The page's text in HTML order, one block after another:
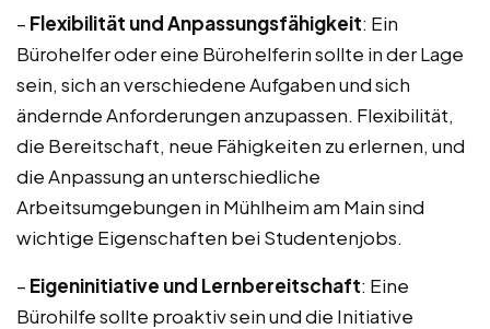
– Flexibilität und Anpassungsfähigkeit: Ein
Bürohelfer oder eine Bürohelferin sollte in der Lage
sein, sich an verschiedene Aufgaben und sich
ändernde Anforderungen anzupassen. Flexibilität,
die Bereitschaft, neue Fähigkeiten zu erlernen, und
die Anpassung an unterschiedliche
Arbeitsumgebungen in Mühlheim am Main sind
wichtige Eigenschaften bei Studentenjobs.
– Eigeninitiative und Lernbereitschaft: Eine
Bürohilfe sollte proaktiv sein und die Initiative